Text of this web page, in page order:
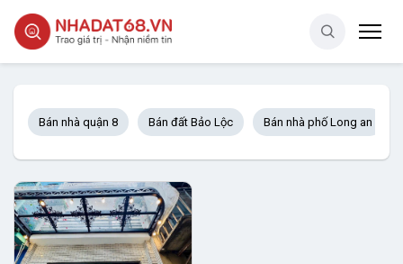
Bán nhà quận 8 Bán đất Bảo Lộc Bán nhà phố Long an